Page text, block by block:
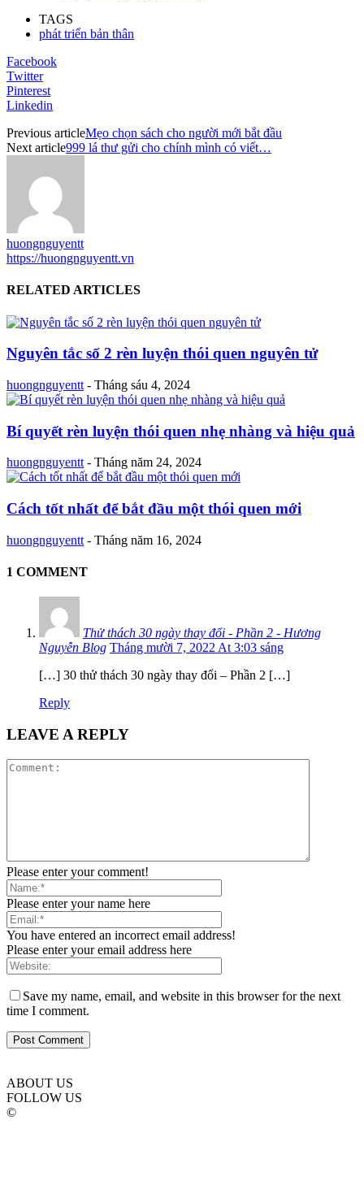
TAGS
phát triển bản thân
Facebook
Twitter
Pinterest
Linkedin
Previous articleMẹo chọn sách cho người mới bắt đầu
Next article999 lá thư gửi cho chính mình có viết…
huongnguyentt
https://huongnguyentt.vn
RELATED ARTICLES
Nguyên tắc số 2 rèn luyện thói quen nguyên tử
huongnguyentt - Tháng sáu 4, 2024
Bí quyết rèn luyện thói quen nhẹ nhàng và hiệu quả
huongnguyentt - Tháng năm 24, 2024
Cách tốt nhất để bắt đầu một thói quen mới
huongnguyentt - Tháng năm 16, 2024
1 COMMENT
Thử thách 30 ngày thay đổi - Phần 2 - Hương
Nguyễn Blog Tháng mười 7, 2022 At 3:03 sáng
[…] 30 thử thách 30 ngày thay đổi – Phần 2 […]
Reply
LEAVE A REPLY
Please enter your comment!
Please enter your name here
You have entered an incorrect email address!
Please enter your email address here
Save my name, email, and website in this browser for the next
time I comment.
ABOUT US
FOLLOW US
©